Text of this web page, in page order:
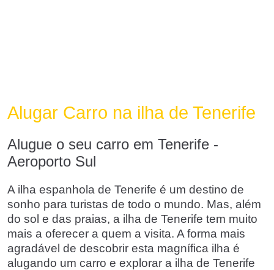
Alugar Carro na ilha de Tenerife
Alugue o seu carro em Tenerife -
Aeroporto Sul
A ilha espanhola de Tenerife é um destino de
sonho para turistas de todo o mundo. Mas, além
do sol e das praias, a ilha de Tenerife tem muito
mais a oferecer a quem a visita. A forma mais
agradável de descobrir esta magnífica ilha é
alugando um carro e explorar a ilha de Tenerife